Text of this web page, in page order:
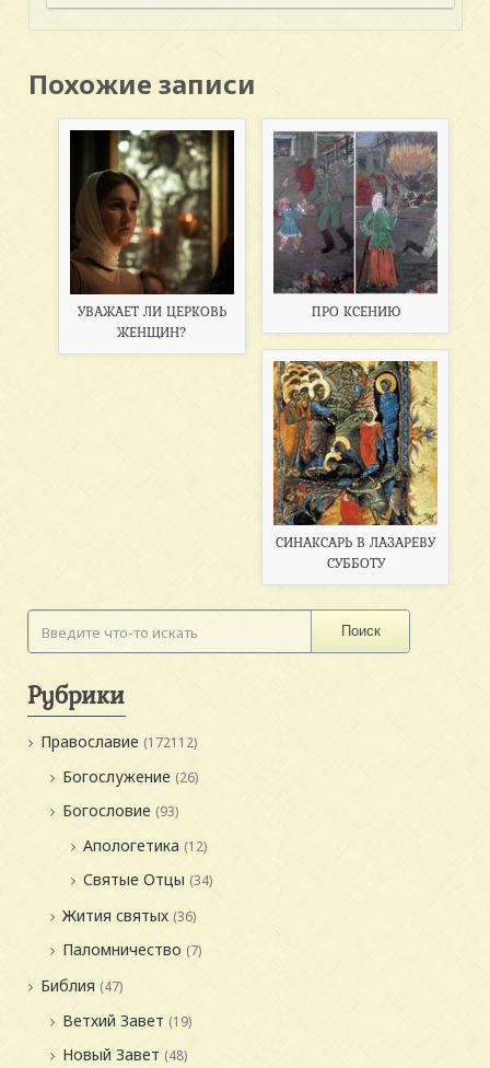
Похожие записи
УВАЖАЕТ ЛИ ЦЕРКОВЬ
ЖЕНЩИН?
ПРО КСЕНИЮ
СИНАКСАРЬ В ЛАЗАРЕВУ
СУББОТУ
Поиск
Рубрики
Православие (172112)
Богослужение (26)
Богословие (93)
Апологетика (12)
Святые Отцы (34)
Жития святых (36)
Паломничество (7)
Библия (47)
Ветхий Завет (19)
Новый Завет (48)